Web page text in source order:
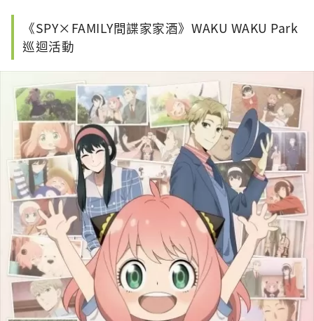
《SPY×FAMILY間諜家家酒》WAKU WAKU Park
巡迴活動